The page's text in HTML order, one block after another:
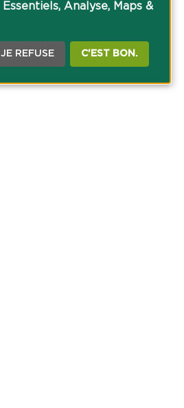
Essentiels, Analyse, Maps &
JE REFUSE C'EST BON.